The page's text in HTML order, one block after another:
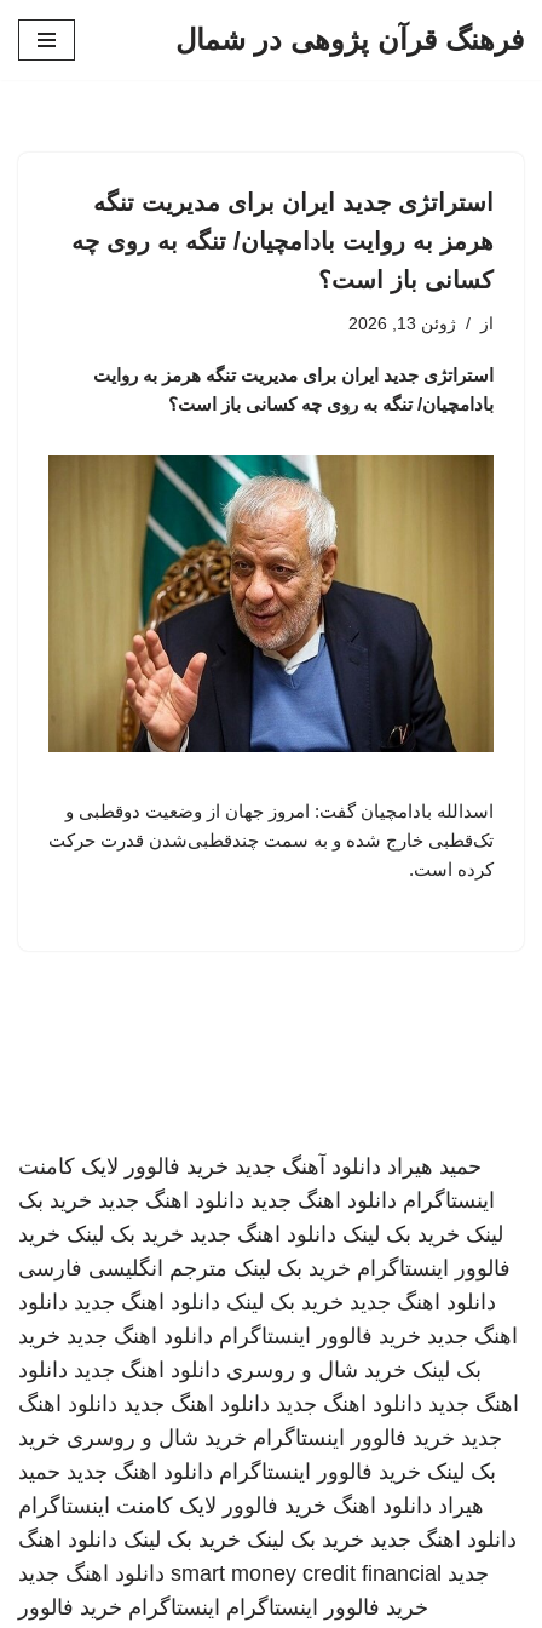
فرهنگ قرآن پژوهی در شمال
استراتژی جدید ایران برای مدیریت تنگه
هرمز به روایت بادامچیان/ تنگه به روی چه
کسانی باز است؟
از ژوئن 13, 2026
استراتژی جدید ایران برای مدیریت تنگه هرمز به روایت
بادامچیان/ تنگه به روی چه کسانی باز است؟
اسدالله بادامچیان گفت: امروز جهان از وضعیت دوقطبی و
تک‌قطبی خارج شده و به سمت چندقطبی‌شدن قدرت حرکت
کرده است.
حمید هیراد دانلود آهنگ جدید خرید فالوور لایک کامنت
اینستاگرام دانلود اهنگ جدید دانلود اهنگ جدید خرید بک
لینک خرید بک لینک دانلود اهنگ جدید خرید بک لینک خرید
فالوور اینستاگرام خرید بک لینک مترجم انگلیسی فارسی
دانلود اهنگ جدید خرید بک لینک دانلود اهنگ جدید دانلود
اهنگ جدید خرید فالوور اینستاگرام دانلود اهنگ جدید خرید
بک لینک خرید شال و روسری دانلود اهنگ جدید دانلود
اهنگ جدید دانلود اهنگ جدید دانلود اهنگ جدید دانلود اهنگ
جدید خرید فالوور اینستاگرام خرید شال و روسری خرید
بک لینک خرید فالوور اینستاگرام دانلود اهنگ جدید حمید
هیراد دانلود اهنگ خرید فالوور لایک کامنت اینستاگرام
دانلود اهنگ جدید خرید بک لینک خرید بک لینک دانلود اهنگ
جدید smart money credit financial دانلود اهنگ جدید
خرید فالوور اینستاگرام اینستاگرام خرید فالوور